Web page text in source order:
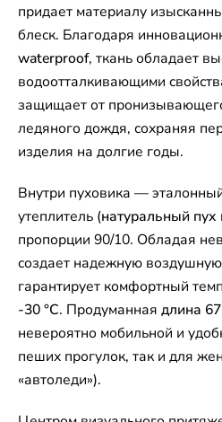
придает материалу
блеск. Благодаря
waterproof, ткань обладает
водоотталкивающими
защищает от
ледяного дождя, сохраняя
изделия на долгие годы.
Внутри пуховика —
утеплитель (натуральный пух
пропорции 90/10. Обладая
создает надежную
гарантирует комфортный
-30 °C. Продуманная длина
невероятно мобильной и
пеших прогулок, так и для
«автоледи»).